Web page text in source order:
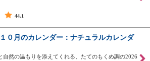
44.1
０月のカレンダー：ナチュラルカレンダ
自然の温もりを添えてくれる、たてのもくめ調の2026